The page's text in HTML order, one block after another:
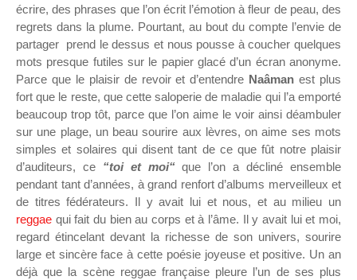
écrire, des phrases que l’on écrit l’émotion à fleur de peau, des
regrets dans la plume. Pourtant, au bout du compte l’envie de
partager prend le dessus et nous pousse à coucher quelques
mots presque futiles sur le papier glacé d’un écran anonyme.
Parce que le plaisir de revoir et d’entendre Naâman est plus
fort que le reste, que cette saloperie de maladie qui l’a emporté
beaucoup trop tôt, parce que l’on aime le voir ainsi déambuler
sur une plage, un beau sourire aux lèvres, on aime ses mots
simples et solaires qui disent tant de ce que fût notre plaisir
d’auditeurs, ce “toi et moi“ que l’on a décliné ensemble
pendant tant d’années, à grand renfort d’albums merveilleux et
de titres fédérateurs. Il y avait lui et nous, et au milieu un
reggae qui fait du bien au corps et à l’âme. Il y avait lui et moi,
regard étincelant devant la richesse de son univers, sourire
large et sincère face à cette poésie joyeuse et positive. Un an
déjà que la scène reggae française pleure l’un de ses plus